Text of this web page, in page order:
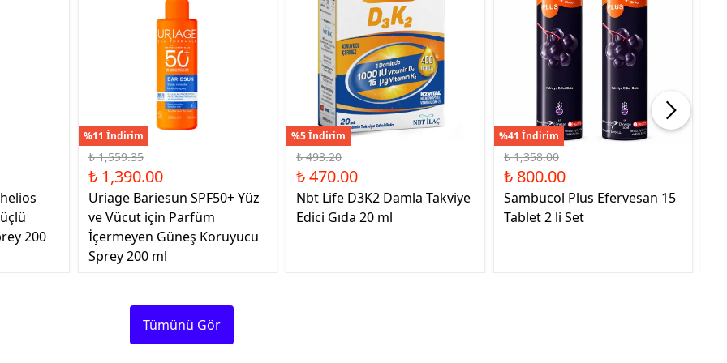
200
%11 İndirim
₺ 1,559.35
₺ 1,390.00
Uriage Bariesun SPF50+ Yüz
ve Vücut için Parfüm
İçermeyen Güneş Koruyucu
Sprey 200 ml
%5 İndirim
₺ 493.20
₺ 470.00
Nbt Life D3K2 Damla Takviye
Edici Gıda 20 ml
%41 İndirim
₺ 1,358.00
₺ 800.00
Sambucol Plus Efervesan 15
Tablet 2 li Set
Tümünü Gör